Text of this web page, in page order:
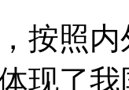
照内
现了